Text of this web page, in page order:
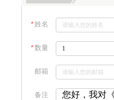
＊姓名
＊数量
邮箱
备注